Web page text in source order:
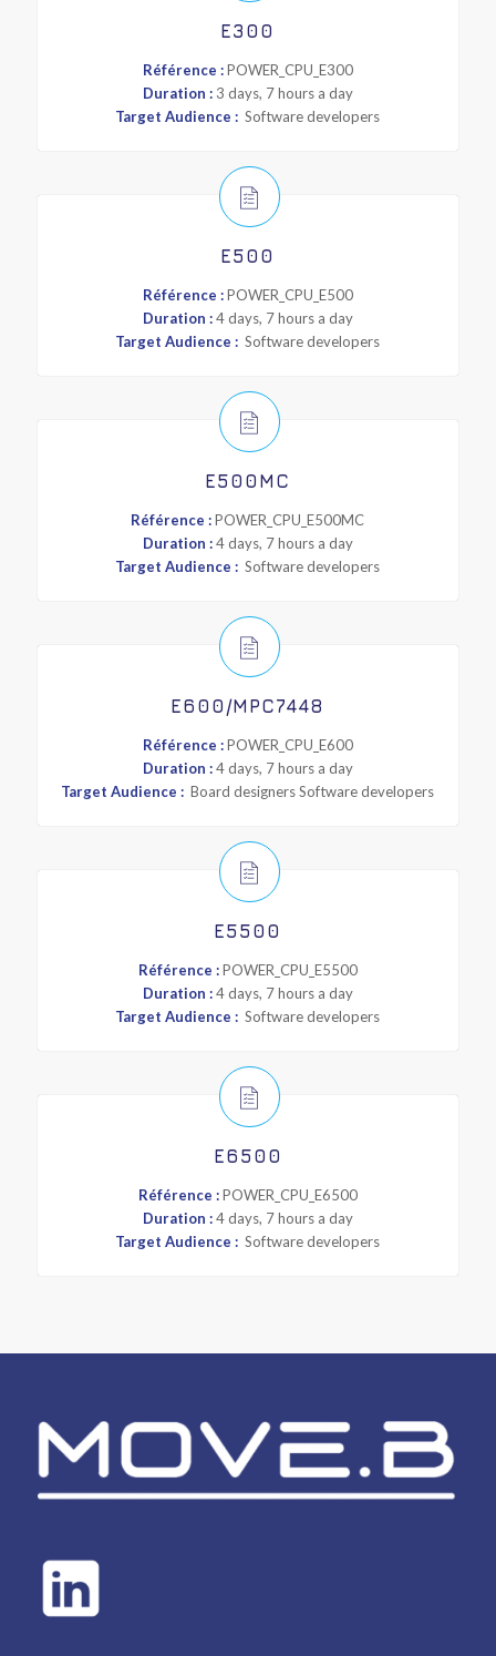
E300
Référence :POWER_CPU_E300
Duration :3 days, 7 hours a day
Target Audience :Software developers
E500
Référence :POWER_CPU_E500
Duration :4 days, 7 hours a day
Target Audience :Software developers
E500MC
Référence :POWER_CPU_E500MC
Duration :4 days, 7 hours a day
Target Audience :Software developers
E600/MPC7448
Référence :POWER_CPU_E600
Duration :4 days, 7 hours a day
Target Audience :Board designers Software developers
E5500
Référence :POWER_CPU_E5500
Duration :4 days, 7 hours a day
Target Audience :Software developers
E6500
Référence :POWER_CPU_E6500
Duration :4 days, 7 hours a day
Target Audience :Software developers